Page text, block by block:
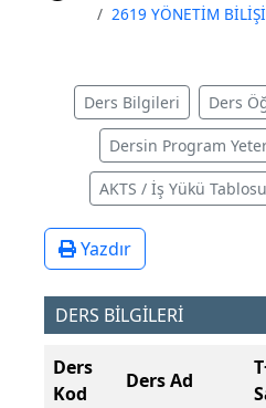
2619 YÖNETİM
Ders Bilgileri Ders
Dersin Program
AKTS / İş Yükü Tablosu
Yazdır
DERS BİLGİLERİ
Ders
Kod
Ders Ad